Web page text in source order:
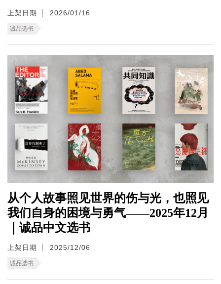
上架日期 2026/01/16
诚品选书
从个人故事照见世界的伤与光，也照见
我们自身的困境与勇气——2025年12月
｜诚品中文选书
上架日期 2025/12/06
诚品选书